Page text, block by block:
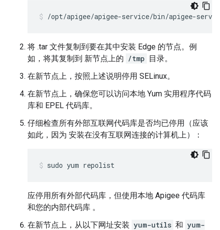
/opt/apigee/apigee-service/bin/apigee-
将 .tar 文件复制到要在其中安装 Edge 的节点。例
如，将其复制到 新节点上的 /tmp 目录。
在新节点上，按照上述说明停用 SELinux。
在新节点上，确保您可以访问本地 Yum 实用程序代码
库和 EPEL 代码库。
仔细检查所有外部互联网代码库是否均已停用（应该
如此，因为 安装在没有互联网连接的计算机上）：
sudo yum repolist
应停用所有外部代码库，但使用本地 Apigee 代码库
和您的内部代码库 。
在新节点上，从以下网址安装 yum-utils 和 yum-